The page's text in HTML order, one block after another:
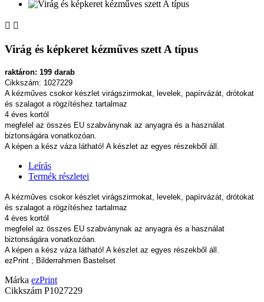
 
Virág és képkeret kézműves szett A típus
raktáron: 199 darab
Cikkszám: 1027229
A kézműves csokor készlet virágszirmokat, levelek, papírvázát, drótokat
és szalagot a rögzítéshez tartalmaz
4 éves kortól
megfelel az összes EU szabványnak az anyagra és a használat
biztonságára vonatkozóan.
A képen a kész váza látható! A készlet az egyes részekből áll.
Leírás
Termék részletei
A kézműves csokor készlet virágszirmokat, levelek, papírvázát, drótokat
és szalagot a rögzítéshez tartalmaz
4 éves kortól
megfelel az összes EU szabványnak az anyagra és a használat
biztonságára vonatkozóan.
A képen a kész váza látható! A készlet az egyes részekből áll.
ezPrint ; Bilderrahmen Bastelset
Márka ezPrint
Cikkszám P1027229